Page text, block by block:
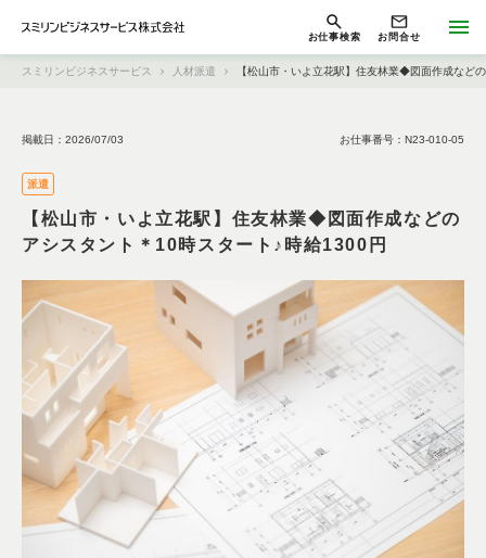
お仕事検索 お問合せ
スミリンビジネスサービス 人材派遣 【松山市・いよ立花駅】住友林業◆図面作成など
掲載日：2026/07/03 お仕事番号：N23-010-05
派遣
【松山市・いよ立花駅】住友林業◆図面作成などの
アシスタント＊10時スタート♪時給1300円